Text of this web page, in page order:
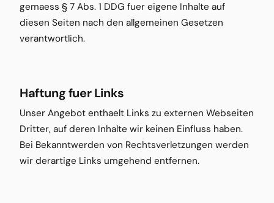
gemaess § 7 Abs. 1 DDG fuer eigene Inhalte auf
diesen Seiten nach den allgemeinen Gesetzen
verantwortlich.
Haftung fuer Links
Unser Angebot enthaelt Links zu externen Webseiten
Dritter, auf deren Inhalte wir keinen Einfluss haben.
Bei Bekanntwerden von Rechtsverletzungen werden
wir derartige Links umgehend entfernen.